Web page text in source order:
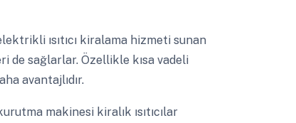
elektrikli ısıtıcı kiralama hizmeti sunan
de sağlarlar. Özellikle kısa vadeli
avantajlıdır.
makinesi kiralık ısıtıcılar